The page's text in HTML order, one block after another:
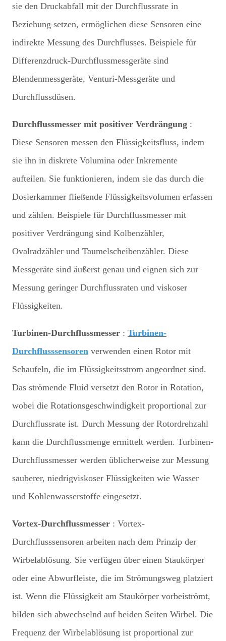
sie den Druckabfall mit der Durchflussrate in
Beziehung setzen, ermöglichen diese Sensoren eine
indirekte Messung des Durchflusses. Beispiele für
Differenzdruck-Durchflussmessgeräte sind
Blendenmessgeräte, Venturi-Messgeräte und
Durchflussdüsen.
Durchflussmesser mit positiver Verdrängung :
Diese Sensoren messen den Flüssigkeitsfluss, indem
sie ihn in diskrete Volumina oder Inkremente
aufteilen. Sie funktionieren, indem sie das durch die
Dosierkammer fließende Flüssigkeitsvolumen erfassen
und zählen. Beispiele für Durchflussmesser mit
positiver Verdrängung sind Kolbenzähler,
Ovalradzähler und Taumelscheibenzähler. Diese
Messgeräte sind äußerst genau und eignen sich zur
Messung geringer Durchflussraten und viskoser
Flüssigkeiten.
Turbinen-Durchflussmesser : Turbinen-
Durchflusssensoren verwenden einen Rotor mit
Schaufeln, die im Flüssigkeitsstrom angeordnet sind.
Das strömende Fluid versetzt den Rotor in Rotation,
wobei die Rotationsgeschwindigkeit proportional zur
Durchflussrate ist. Durch Messung der Rotordrehzahl
kann die Durchflussmenge ermittelt werden. Turbinen-
Durchflussmesser werden üblicherweise zur Messung
sauberer, niedrigviskoser Flüssigkeiten wie Wasser
und Kohlenwasserstoffe eingesetzt.
Vortex-Durchflussmesser : Vortex-
Durchflusssensoren arbeiten nach dem Prinzip der
Wirbelablösung. Sie verfügen über einen Staukörper
oder eine Abwurfleiste, die im Strömungsweg platziert
ist. Wenn die Flüssigkeit am Staukörper vorbeiströmt,
bilden sich abwechselnd auf beiden Seiten Wirbel. Die
Frequenz der Wirbelablösung ist proportional zur